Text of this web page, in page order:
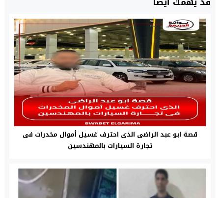
قصة ابو عبد الراضى الذى احترف غسيل أموال مخدرات فى
تجارة السيارات بالمهندسين